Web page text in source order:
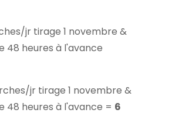
jr tirage 1 novembre &
48 heures à l'avance
jr tirage 1 novembre &
48 heures à l'avance = 6